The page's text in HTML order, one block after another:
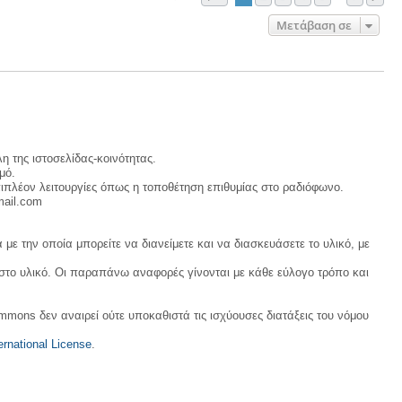
Μετάβαση σε
ιστοσελίδας-κοινότητας.
λειτουργίες όπως η τοποθέτηση επιθυμίας στο ραδιόφωνο.
οποία μπορείτε να διανείμετε και να διασκευάσετε το υλικό, με
υλικό. Οι παραπάνω αναφορές γίνονται με κάθε εύλογο τρόπο και
δεν αναιρεί ούτε υποκαθιστά τις ισχύουσες διατάξεις του νόμου
License.